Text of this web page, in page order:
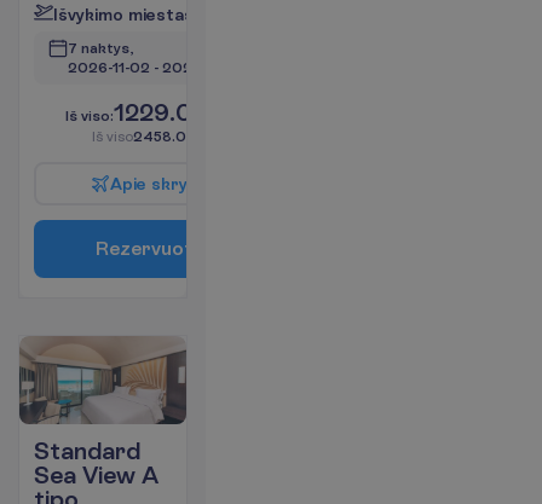
Išvykimo miestas
7 naktys,
2026-11-02 - 2026-11-09
Iš viso:1229.00
Iš viso2458.00
Apie skry
Rezervuot
Standard
Sea View A
tipo